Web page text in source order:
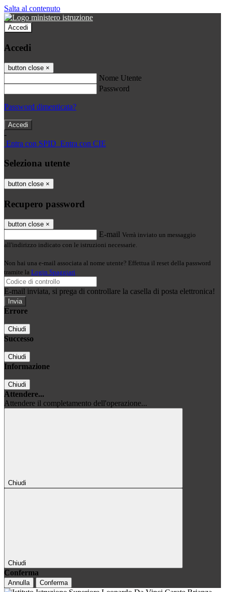
Salta al contenuto
Accedi
Accedi
button close ×
Nome Utente
Password
Password dimenticata?
-
Entra con SPID Entra con CIE
Seleziona utente
button close ×
Recupero password
button close ×
E-mail Verrà inviato un messaggio
all'indirizzo indicato con le istruzioni necessarie.
Non hai una e-mail associata al nome utente? Effettua il reset della password
tramite la Login Spaggiari
E-mail inviata, si prega di controllare la casella di posta elettronica!
Errore
Chiudi
Successo
Chiudi
Informazione
Chiudi
Attendere...
Attendere il completamento dell'operazione...
Chiudi
Chiudi
Conferma
Annulla Conferma